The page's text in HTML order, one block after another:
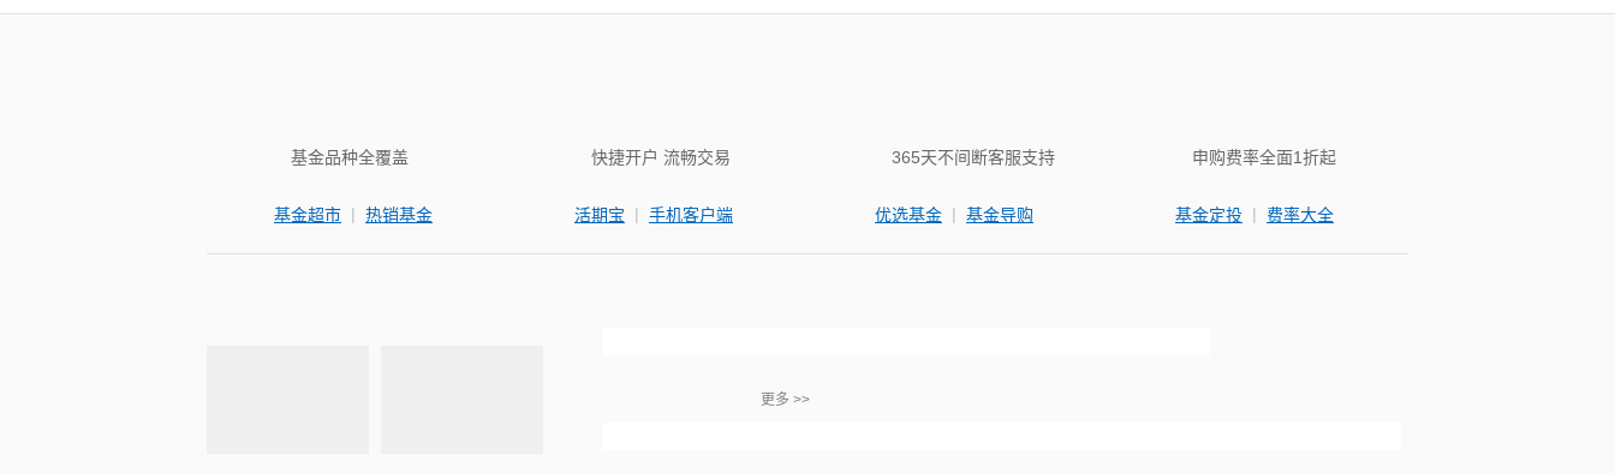
基金品种全覆盖
基金超市 | 热销基金
快捷开户 流畅交易
活期宝 | 手机客户端
365天不间断客服支持
优选基金 | 基金导购
申购费率全面1折起
基金定投 | 费率大全
更多 >>